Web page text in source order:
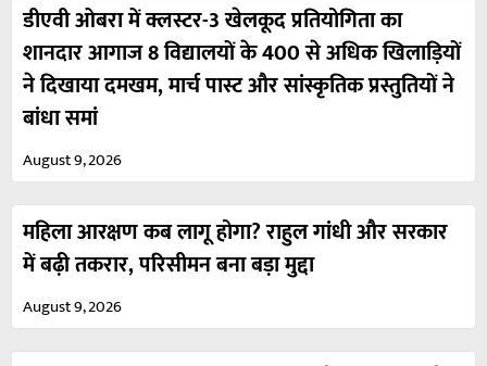
डीएवी ओबरा में क्लस्टर-3 खेलकूद प्रतियोगिता का
शानदार आगाज 8 विद्यालयों के 400 से अधिक खिलाड़ियों
ने दिखाया दमखम, मार्च पास्ट और सांस्कृतिक प्रस्तुतियों ने
बांधा समां
August 9, 2026
महिला आरक्षण कब लागू होगा? राहुल गांधी और सरकार
में बढ़ी तकरार, परिसीमन बना बड़ा मुद्दा
August 9, 2026